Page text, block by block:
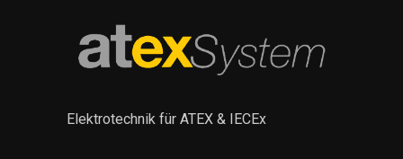
Elektrotechnik für ATEX & IECEx